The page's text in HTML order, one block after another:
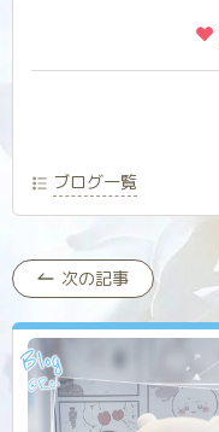
ブログ一覧
次の記事
Blog
@Rei